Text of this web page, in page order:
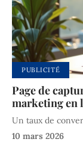
PUBLICITÉ
Page de
marketing en
Un taux de
10 mars 2026